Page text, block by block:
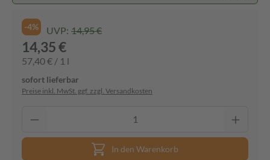
-4% UVP: 14,95 €
14,35 €
57,40 € / 1 l
sofort lieferbar
Preise inkl. MwSt. ggf. zzgl. Versandkosten
In den Warenkorb